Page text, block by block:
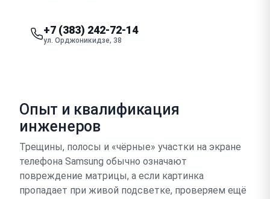
+7 (383) 242-72-14
ул. Орджоникидзе, 38
Опыт и квалификация
инженеров
Трещины, полосы и «чёрные» участки на экране
телефона Samsung обычно означают
повреждение матрицы, а если картинка
пропадает при живой подсветке, проверяем ещё